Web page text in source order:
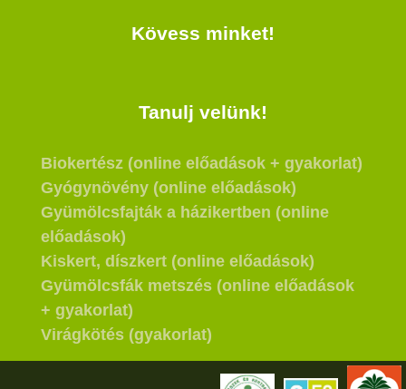
Kövess minket!
Tanulj velünk!
Biokertész (online előadások + gyakorlat)
Gyógynövény (online előadások)
Gyümölcsfajták a házikertben (online
előadások)
Kiskert, díszkert (online előadások)
Gyümölcsfák metszés (online előadások
+ gyakorlat)
Virágkötés (gyakorlat)